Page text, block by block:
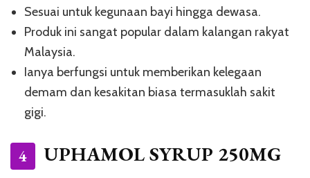
Sesuai untuk kegunaan bayi hingga dewasa.
Produk ini sangat popular dalam kalangan rakyat
Malaysia.
Ianya berfungsi untuk memberikan kelegaan
demam dan kesakitan biasa termasuklah sakit
gigi.
4 UPHAMOL SYRUP 250MG